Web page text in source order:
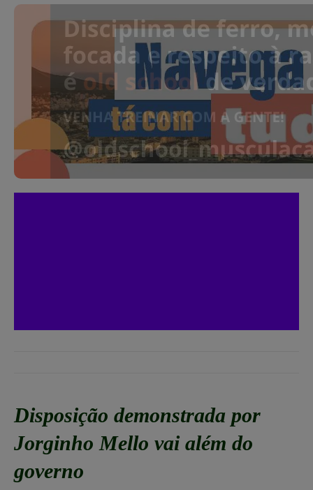
Disposição demonstrada por
Jorginho Mello vai além do
governo